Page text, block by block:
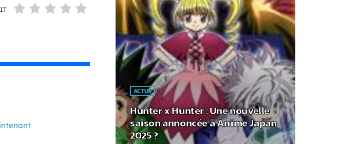
IT
ACTUS
Hunter x Hunter : Une nouvelle
saison annoncée à Anime Japan
2025 ?